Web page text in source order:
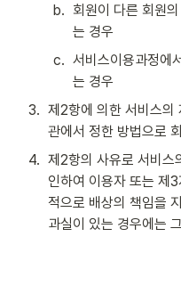
b. 회원이 다른 회원
는 경우
c. 서비스이용과정에
는 경우
3. 제2항에 의한 서비스의
관에서 정한 방법으로
4. 제2항의 사유로 서비스
인하여 이용자 또는 제
적으로 배상의 책임을
과실이 있는 경우에는